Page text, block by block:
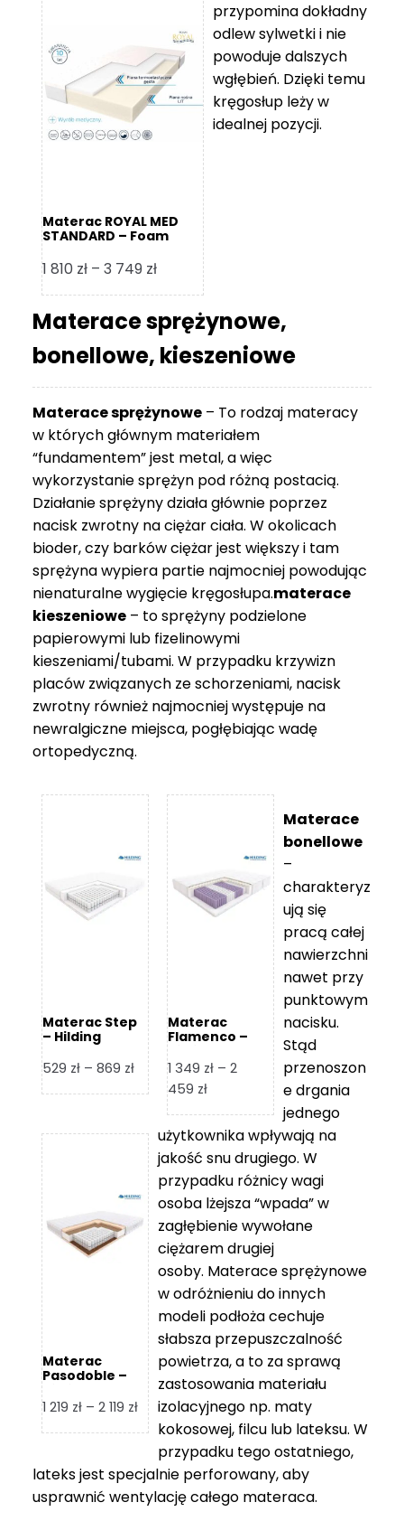
119 zł
do
11
670 zł
Materac ROYAL MED
STANDARD – Foam
1 810 zł – 3 749 złZakres
cen:
od
1
810 zł
749 zł
przypomina dokładny
odlew sylwetki i nie
powoduje dalszych
wgłębień. Dzięki temu
kręgosłup leży w
idealnej pozycji.
Materace sprężynowe,
bonellowe, kieszeniowe
Materace sprężynowe – To rodzaj materacy
w których głównym materiałem
“fundamentem” jest metal, a więc
wykorzystanie sprężyn pod różną postacią.
Działanie sprężyny działa głównie poprzez
nacisk zwrotny na ciężar ciała. W okolicach
bioder, czy barków ciężar jest większy i tam
sprężyna wypiera partie najmocniej powodując
nienaturalne wygięcie kręgosłupa.materace
kieszeniowe – to sprężyny podzielone
papierowymi lub fizelinowymi
kieszeniami/tubami. W przypadku krzywizn
placów związanych ze schorzeniami, nacisk
zwrotny również najmocniej występuje na
newralgiczne miejsca, pogłębiając wadę
ortopedyczną.
Materac Step
– Hilding
529 zł – 869 złZakres
cen:
529 zł
do
869 zł
Materac
Flamenco –
1 349 zł – 2
459 złZakres
od
1
349 zł
2
459 zł
Materac
Pasodoble –
1 219 zł – 2 119 złZakres
cen:
1
219 zł
do
Materace
bonellowe
–
charakteryz
ują się
pracą całej
nawierzchni
nawet przy
punktowym
nacisku.
Stąd
przenoszon
e drgania
jednego
użytkownika wpływają na
jakość snu drugiego. W
przypadku różnicy wagi
osoba lżejsza “wpada” w
zagłębienie wywołane
ciężarem drugiej
osoby. Materace sprężynowe
w odróżnieniu do innych
modeli podłoża cechuje
słabsza przepuszczalność
powietrza, a to za sprawą
zastosowania materiału
izolacyjnego np. maty
kokosowej, filcu lub lateksu. W
przypadku tego ostatniego,
lateks jest specjalnie perforowany, aby
usprawnić wentylację całego materaca.